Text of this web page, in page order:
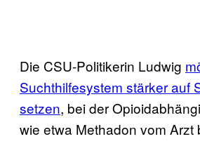
Die CSU-Politikerin Ludwig
Suchthilfesystem stärker auf
setzen, bei der
wie etwa Methadon vom Arzt